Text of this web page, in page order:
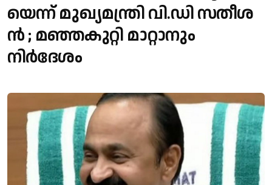
യെ​ന്ന് മു​ഖ്യ​മ​ന്ത്രി വി.ഡി സ​തീ​ശ​
ൻ ; മഞ്ഞകുറ്റി മാറ്റാനും
നിർദേശം